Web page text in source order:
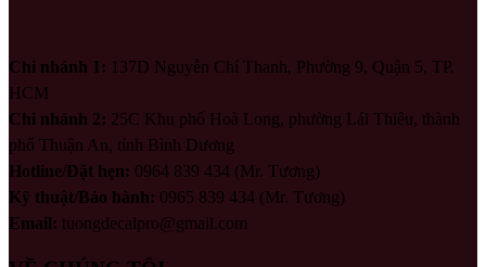
Chi nhánh 1: 137D Nguyễn Chí Thanh, Phường 9, Quận 5, TP.
HCM
Chi nhánh 2: 25C Khu phố Hoà Long, phường Lái Thiêu, thành
phố Thuận An, tỉnh Bình Dương
Hotline/Đặt hẹn: 0964 839 434 (Mr. Tương)
Kỹ thuật/Bảo hành: 0965 839 434 (Mr. Tương)
Email: tuongdecalpro@gmail.com